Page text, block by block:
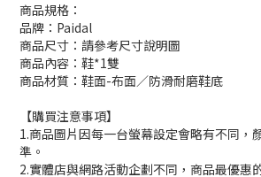
商品規格：
品牌：Paidal
商品尺寸：請參考尺寸說明圖
商品內容：鞋*1雙
商品材質：鞋面-布面／防滑耐磨鞋底
【購買注意事項】
1.商品圖片因每一台螢幕設定會略有不同，
準。
2.實體店與網路活動企劃不同，商品最優惠